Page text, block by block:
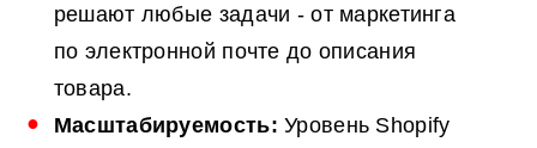
решают любые задачи - от маркетинга
по электронной почте до описания
товара.
Масштабируемость: Уровень Shopify